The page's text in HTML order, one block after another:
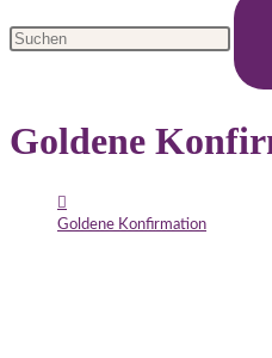
Goldene
Goldene Konfirmation